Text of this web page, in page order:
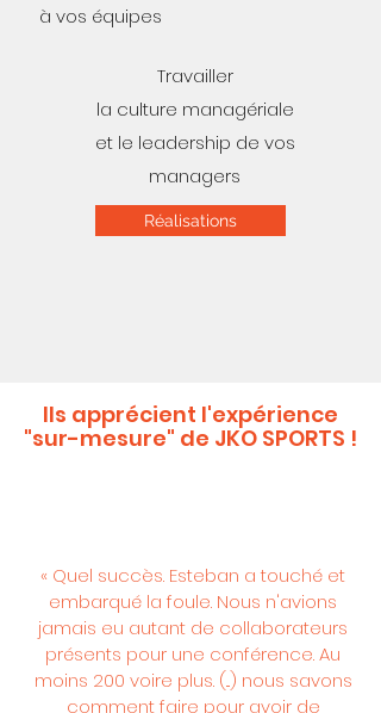
à vos équipes
Travailler
la culture managériale
et le leadership de vos
managers
Réalisations
Ils apprécient l'expérience
"sur-mesure" de JKO SPORTS !
« Quel succès. Esteban a touché et
embarqué la foule. Nous n'avions
jamais eu autant de collaborateurs
présents pour une conférence. Au
moins 200 voire plus. (...) nous savons
comment faire pour avoir de